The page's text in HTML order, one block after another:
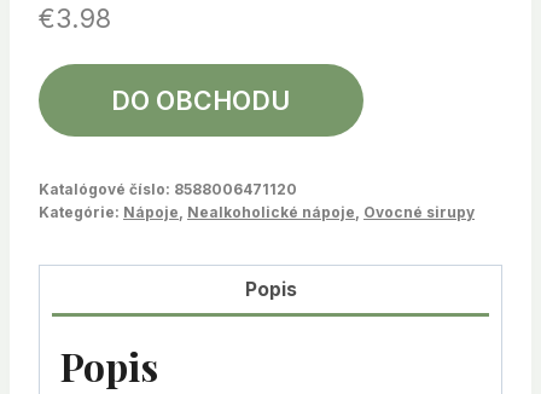
€3.98
DO OBCHODU
Katalógové číslo: 8588006471120
Kategórie: Nápoje Nealkoholické nápoje Ovocné sirupy
Popis
Popis